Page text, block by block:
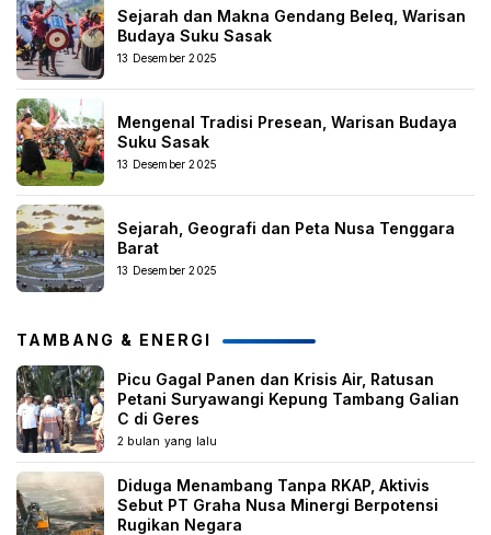
Sejarah dan Makna Gendang Beleq, Warisan
Budaya Suku Sasak
13 Desember 2025
Mengenal Tradisi Presean, Warisan Budaya
Suku Sasak
13 Desember 2025
Sejarah, Geografi dan Peta Nusa Tenggara
Barat
13 Desember 2025
TAMBANG & ENERGI
Picu Gagal Panen dan Krisis Air, Ratusan
Petani Suryawangi Kepung Tambang Galian
C di Geres
2 bulan yang lalu
Diduga Menambang Tanpa RKAP, Aktivis
Sebut PT Graha Nusa Minergi Berpotensi
Rugikan Negara